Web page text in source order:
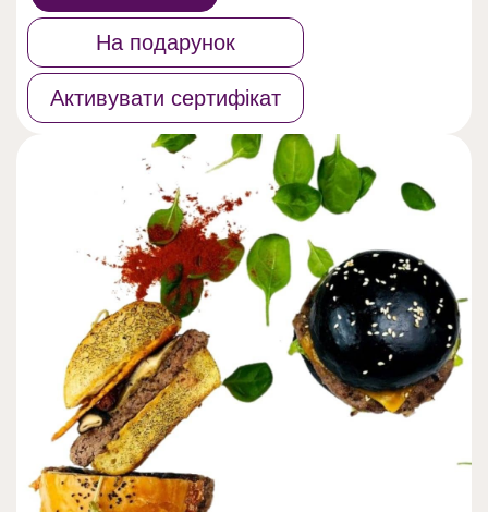
На подарунок
Активувати сертифікат